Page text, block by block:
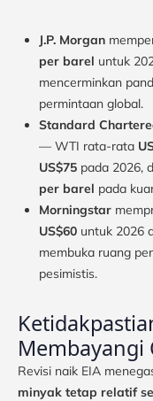
J.P. Morgan
per barel untuk
mencerminkan
permintaan global.
Standard
— WTI rata-rata
US$75 pada 2026,
per barel pada
Morningstar
US$60 untuk 2026
membuka ruang
pesimistis.
Membayangi
Revisi naik EIA
minyak tetap relatif